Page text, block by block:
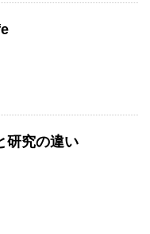
研究の違い